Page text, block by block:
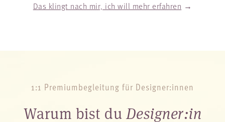
Das klingt nach mir, ich will mehr erfahren →
1:1 Premiumbegleitung für Designer:innen
Warum bist du Designer:in